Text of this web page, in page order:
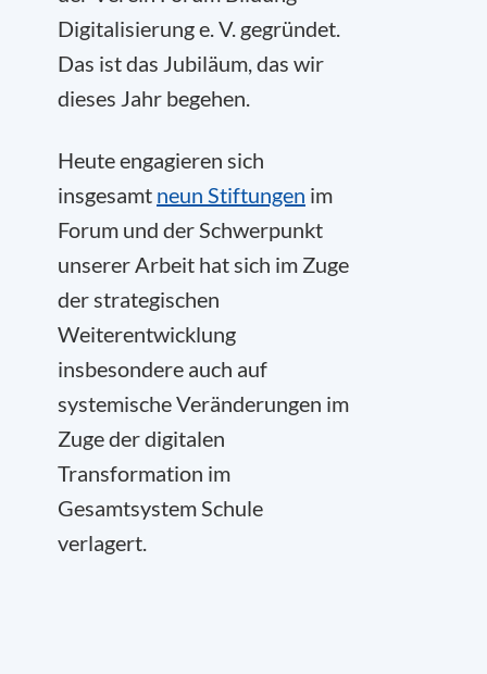
Digitalisierung e. V. gegründet.
Das ist das Jubiläum, das wir
dieses Jahr begehen.
Heute engagieren sich
insgesamt neun Stiftungen im
Forum und der Schwerpunkt
unserer Arbeit hat sich im Zuge
der strategischen
Weiterentwicklung
insbesondere auch auf
systemische Veränderungen im
Zuge der digitalen
Transformation im
Gesamtsystem Schule
verlagert.